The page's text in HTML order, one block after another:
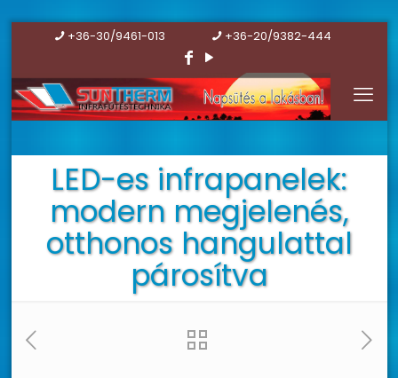
+36-30/9461-013 +36-20/9382-444
LED-es infrapanelek:
modern megjelenés,
otthonos hangulattal
párosítva